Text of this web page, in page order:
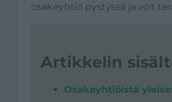
osakeyhtiö pystyssä ja voit
Artikkelin
Osakeyhtiöistä